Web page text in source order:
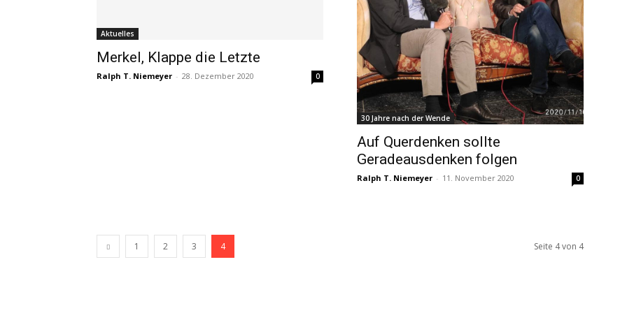
Aktuelles
Merkel, Klappe die Letzte
Ralph T. Niemeyer - 28. Dezember 2020 0
30 Jahre nach der Wende
Auf Querdenken sollte
Geradeausdenken folgen
Ralph T. Niemeyer - 11. November 2020 0
1 2 3 4 Seite 4 von 4